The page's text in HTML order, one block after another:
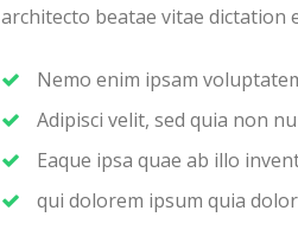
architecto beatae vitae dictation
Nemo enim ipsam
Adipisci velit, sed quia non
Eaque ipsa quae ab illo
qui dolorem ipsum quia